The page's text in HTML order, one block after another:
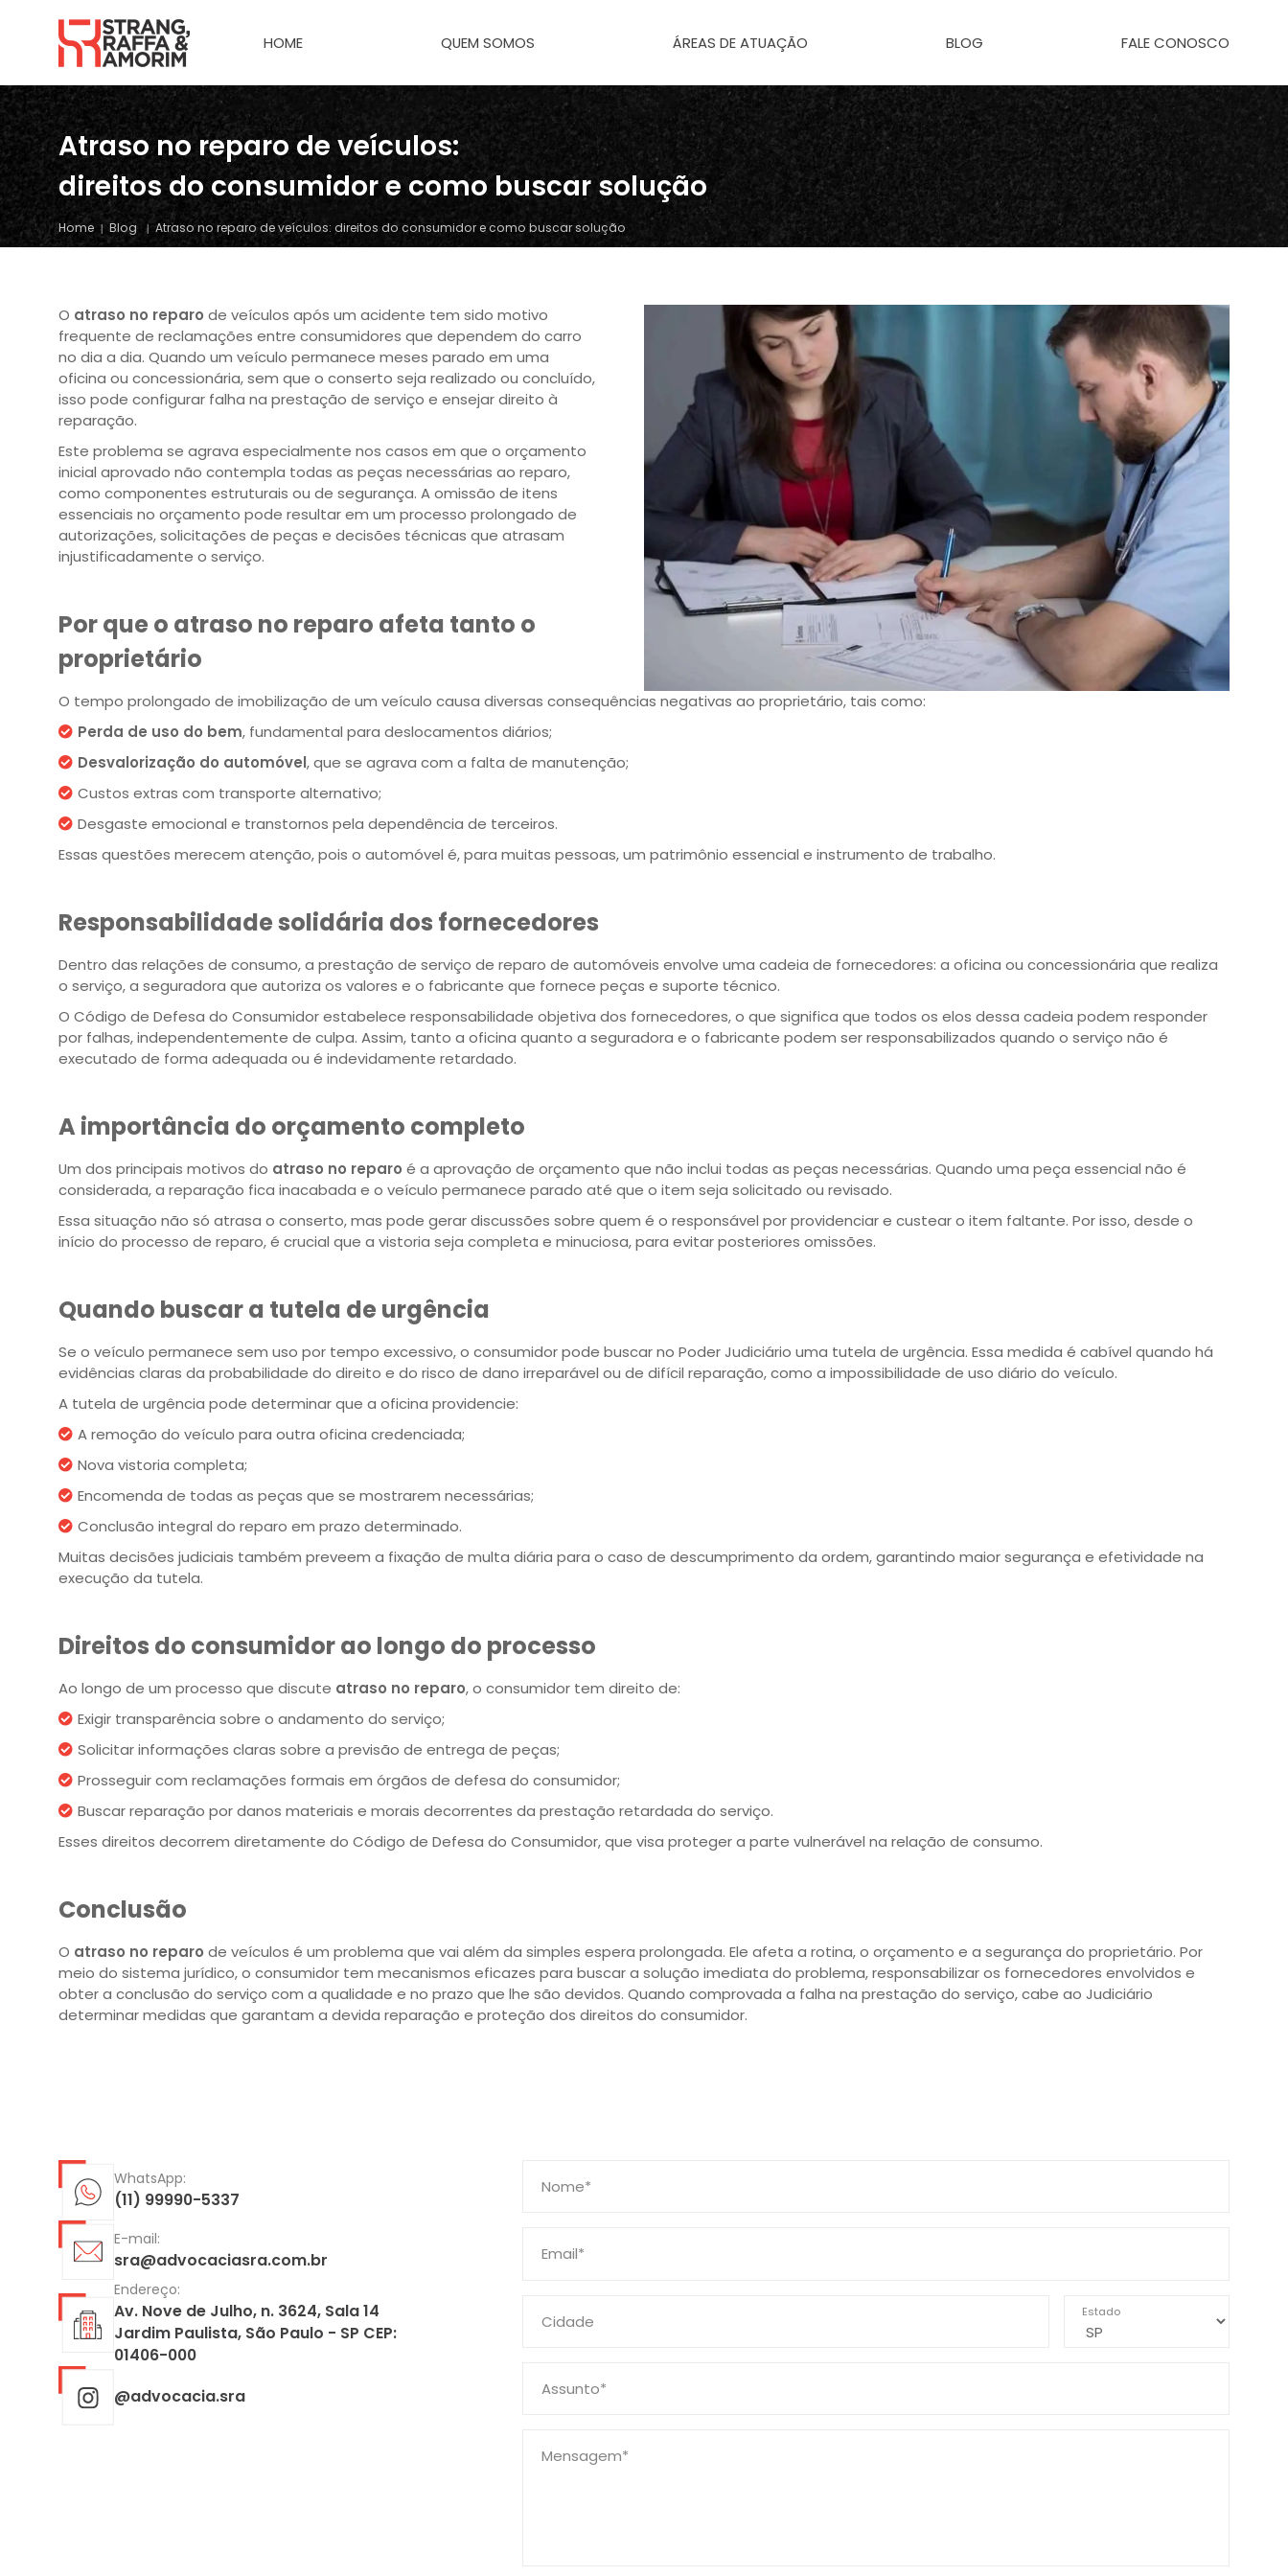
HOME QUEM SOMOS ÁREAS DE ATUAÇÃO BLOG FALE CONOSCO
Atraso no reparo de veículos:
direitos do consumidor e como buscar solução
Home Blog Atraso no reparo de veículos: direitos do consumidor e como buscar solução
O atraso no reparo de veículos após um acidente tem sido motivo
frequente de reclamações entre consumidores que dependem do carro
no dia a dia. Quando um veículo permanece meses parado em uma
oficina ou concessionária, sem que o conserto seja realizado ou concluído,
isso pode configurar falha na prestação de serviço e ensejar direito à
reparação.
Este problema se agrava especialmente nos casos em que o orçamento
inicial aprovado não contempla todas as peças necessárias ao reparo,
como componentes estruturais ou de segurança. A omissão de itens
essenciais no orçamento pode resultar em um processo prolongado de
autorizações, solicitações de peças e decisões técnicas que atrasam
injustificadamente o serviço.
Por que o atraso no reparo afeta tanto o
proprietário
O tempo prolongado de imobilização de um veículo causa diversas consequências negativas ao proprietário, tais como:
Perda de uso do bem, fundamental para deslocamentos diários;
Desvalorização do automóvel, que se agrava com a falta de manutenção;
Custos extras com transporte alternativo;
Desgaste emocional e transtornos pela dependência de terceiros.
Essas questões merecem atenção, pois o automóvel é, para muitas pessoas, um patrimônio essencial e instrumento de trabalho.
Responsabilidade solidária dos fornecedores
Dentro das relações de consumo, a prestação de serviço de reparo de automóveis envolve uma cadeia de fornecedores: a oficina ou concessionária que realiza
o serviço, a seguradora que autoriza os valores e o fabricante que fornece peças e suporte técnico.
O Código de Defesa do Consumidor estabelece responsabilidade objetiva dos fornecedores, o que significa que todos os elos dessa cadeia podem responder
por falhas, independentemente de culpa. Assim, tanto a oficina quanto a seguradora e o fabricante podem ser responsabilizados quando o serviço não é
executado de forma adequada ou é indevidamente retardado.
A importância do orçamento completo
Um dos principais motivos do atraso no reparo é a aprovação de orçamento que não inclui todas as peças necessárias. Quando uma peça essencial não é
considerada, a reparação fica inacabada e o veículo permanece parado até que o item seja solicitado ou revisado.
Essa situação não só atrasa o conserto, mas pode gerar discussões sobre quem é o responsável por providenciar e custear o item faltante. Por isso, desde o
início do processo de reparo, é crucial que a vistoria seja completa e minuciosa, para evitar posteriores omissões.
Quando buscar a tutela de urgência
Se o veículo permanece sem uso por tempo excessivo, o consumidor pode buscar no Poder Judiciário uma tutela de urgência. Essa medida é cabível quando há
evidências claras da probabilidade do direito e do risco de dano irreparável ou de difícil reparação, como a impossibilidade de uso diário do veículo.
A tutela de urgência pode determinar que a oficina providencie:
A remoção do veículo para outra oficina credenciada;
Nova vistoria completa;
Encomenda de todas as peças que se mostrarem necessárias;
Conclusão integral do reparo em prazo determinado.
Muitas decisões judiciais também preveem a fixação de multa diária para o caso de descumprimento da ordem, garantindo maior segurança e efetividade na
execução da tutela.
Direitos do consumidor ao longo do processo
Ao longo de um processo que discute atraso no reparo, o consumidor tem direito de:
Exigir transparência sobre o andamento do serviço;
Solicitar informações claras sobre a previsão de entrega de peças;
Prosseguir com reclamações formais em órgãos de defesa do consumidor;
Buscar reparação por danos materiais e morais decorrentes da prestação retardada do serviço.
Esses direitos decorrem diretamente do Código de Defesa do Consumidor, que visa proteger a parte vulnerável na relação de consumo.
Conclusão
O atraso no reparo de veículos é um problema que vai além da simples espera prolongada. Ele afeta a rotina, o orçamento e a segurança do proprietário. Por
meio do sistema jurídico, o consumidor tem mecanismos eficazes para buscar a solução imediata do problema, responsabilizar os fornecedores envolvidos e
obter a conclusão do serviço com a qualidade e no prazo que lhe são devidos. Quando comprovada a falha na prestação do serviço, cabe ao Judiciário
determinar medidas que garantam a devida reparação e proteção dos direitos do consumidor.
WhatsApp:
(11) 99990-5337
E-mail:
sra@advocaciasra.com.br
Endereço:
Av. Nove de Julho, n. 3624, Sala 14
Jardim Paulista, São Paulo - SP CEP:
01406-000
@advocacia.sra
Nome*
Email*
Cidade Estado
Assunto*
Mensagem*